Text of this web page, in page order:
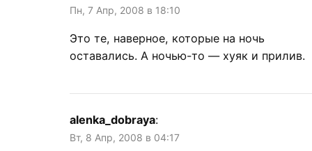
Пн, 7 Апр, 2008 в 18:10
Это те, наверное, которые на ночь
оставались. А ночью-то — хуяк и прилив.
alenka_dobraya:
Вт, 8 Апр, 2008 в 04:17